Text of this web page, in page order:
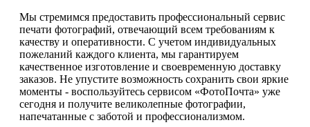
Мы стремимся предоставить профессиональный сервис
печати фотографий, отвечающий всем требованиям к
качеству и оперативности. С учетом индивидуальных
пожеланий каждого клиента, мы гарантируем
качественное изготовление и своевременную доставку
заказов. Не упустите возможность сохранить свои яркие
моменты - воспользуйтесь сервисом «ФотоПочта» уже
сегодня и получите великолепные фотографии,
напечатанные с заботой и профессионализмом.